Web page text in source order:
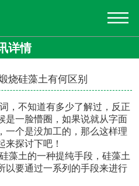
详情
烧硅藻土有何区别
，不知道有多少了解过，反正
是一脸懵圈，如果说就从字面
一个是没加工的，那么这样理
来探讨下吧！
藻土的一种提纯手段，硅藻土
以要通过一系列的手段来进行